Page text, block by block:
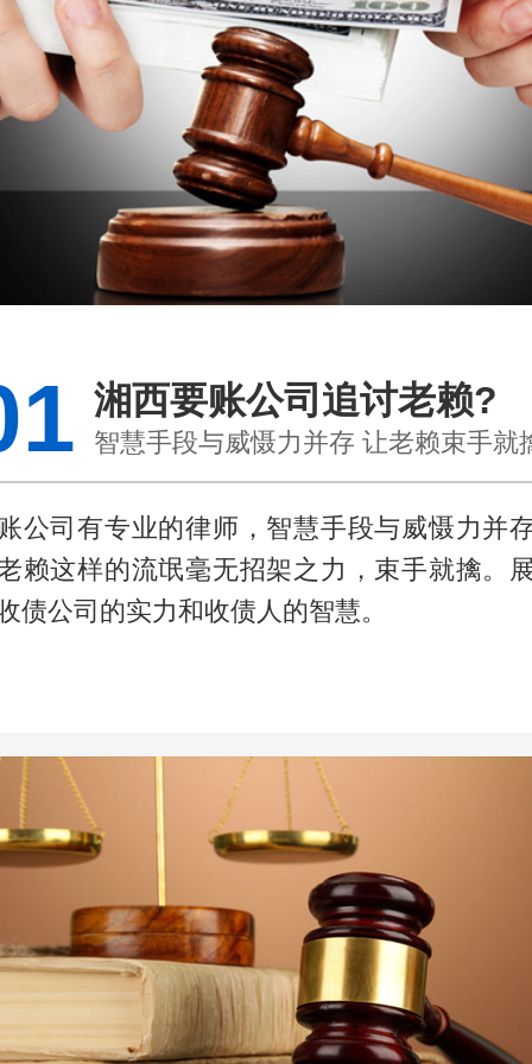
湘西要账公司追讨老赖?
智慧手段与威慑力并存 让老赖束手就
公司有专业的律师，智慧手段与威慑力并
赖这样的流氓毫无招架之力，束手就擒。
债公司的实力和收债人的智慧。